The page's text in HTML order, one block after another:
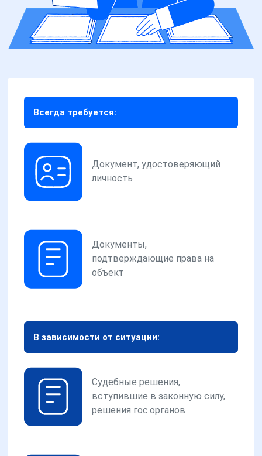
Всегда требуется:
Документ, удостоверяющий
личность
Документы,
подтверждающие права на
объект
В зависимости от ситуации:
Судебные решения,
вступившие в законную силу,
решения гос.органов